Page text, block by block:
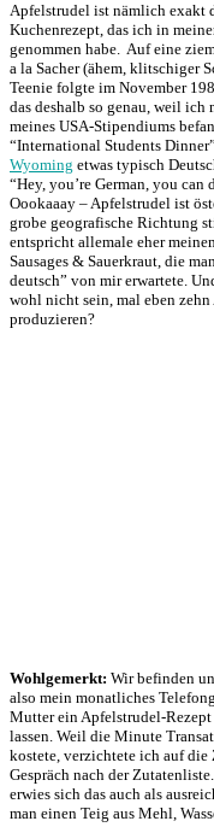
Apfelstrudel ist nämlich exakt
Kuchenrezept, das ich in
genommen habe. Auf eine
a la Sacher (ähem, klitschiger
Teenie folgte im November
das deshalb so genau, weil
meines USA-Stipendiums
“International Students Dinner”
Wyoming etwas typisch
“Hey, you’re German, you can
Oookaaay – Apfelstrudel ist
grobe geografische Richtung
entspricht allemale eher
Sausages & Sauerkraut, die
deutsch” von mir erwartete.
wohl nicht sein, mal eben
produzieren?
Wohlgemerkt: Wir befinden
also mein monatliches
Mutter ein Apfelstrudel-
lassen. Weil die Minute
kostete, verzichtete ich auf die
Gespräch nach der
erwies sich das auch als
man einen Teig aus Mehl,